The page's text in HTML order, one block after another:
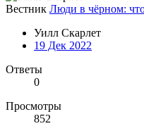
Вестник Люди в чёрном:
Уилл Скарлет
19 Дек 2022
Ответы
0
Просмотры
852